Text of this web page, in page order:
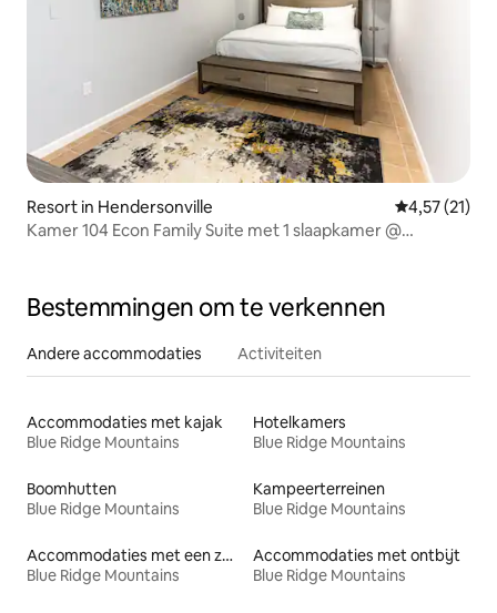
Resort in Hendersonville Gemiddelde
4,57 (21)
Kamer 104 Econ Family Suite met 1 slaapkamer @
Bestemmingen om te verkennen
Andere accommodaties Activiteiten
Accommodaties met kajak
Blue Ridge Mountains
Hotelkamers
Blue Ridge Mountains
Boomhutten
Blue Ridge Mountains
Kampeerterreinen
Blue Ridge Mountains
Accommodaties met een zwembad
Blue Ridge Mountains
Accommodaties met ontbijt
Blue Ridge Mountains